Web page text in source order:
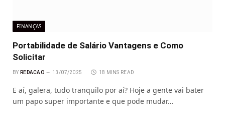
FINANÇAS
Portabilidade de Salário Vantagens e Como
Solicitar
BY REDACAO 13/07/2025 18 MINS READ
E aí, galera, tudo tranquilo por aí? Hoje a gente vai bater
um papo super importante e que pode mudar…